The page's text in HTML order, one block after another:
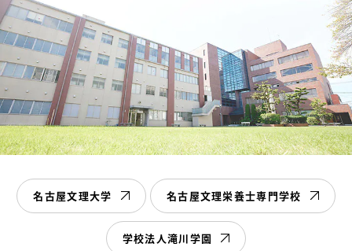
名古屋文理大学 名古屋文理栄養士専門学校
学校法人滝川学園